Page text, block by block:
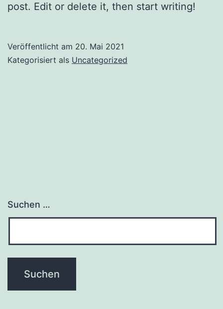
post. Edit or delete it, then start writing!
Veröffentlicht am 20. Mai 2021
Kategorisiert als Uncategorized
Suchen …